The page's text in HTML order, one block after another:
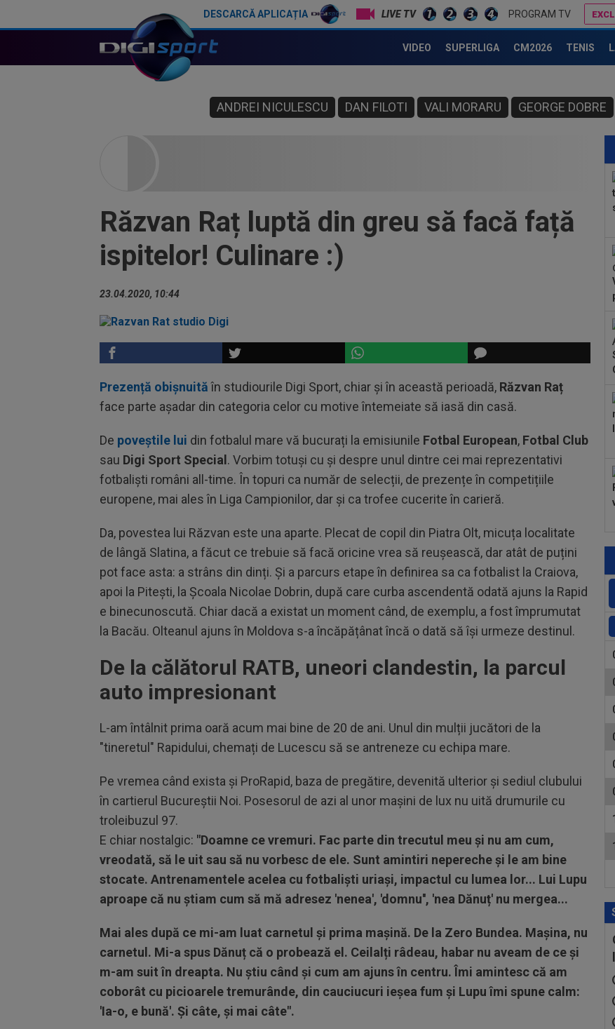
DESCARCĂ APLICAȚIA LIVE TV PROGRAM TV
VIDEO SUPERLIGA CM2026 TENIS
ANDREI NICULESCU DAN FILOTI VALI MORARU GEORGE DOBRE
Răzvan Raț luptă din greu să facă față
ispitelor! Culinare :)
23.04.2020, 10:44
Prezență obișnuităîn studiourile Digi Sport, chiar și în această perioadă, Răzvan Raț
face parte așadar din categoria celor cu motive întemeiate să iasă din casă.
De poveștile lui din fotbalul mare vă bucurați la emisiunile Fotbal European, Fotbal Club
sau Digi Sport Special . Vorbim totuși cu și despre unul dintre cei mai reprezentativi
fotbaliști români all-time. În topuri ca număr de selecții, de prezențe în competițiile
europene, mai ales în Liga Campionilor, dar și ca trofee cucerite în carieră.
Da, povestea lui Răzvan este una aparte. Plecat de copil din Piatra Olt, micuța localitate
de lângă Slatina, a făcut ce trebuie să facă oricine vrea să reușească, dar atât de puțini
pot face asta: a strâns din dinți. Și a parcurs etape în definirea sa ca fotbalist la Craiova,
apoi la Pitești, la Școala Nicolae Dobrin, după care curba ascendentă odată ajuns la Rapid
e binecunoscută. Chiar dacă a existat un moment când, de exemplu, a fost împrumutat
la Bacău. Olteanul ajuns în Moldova s-a încăpățânat încă o dată să își urmeze destinul.
De la călătorul RATB, uneori clandestin, la parcul
auto impresionant
L-am întâlnit prima oară acum mai bine de 20 de ani. Unul din mulții jucători de la
"tineretul" Rapidului, chemați de Lucescu să se antreneze cu echipa mare.
Pe vremea când exista și ProRapid, baza de pregătire, devenită ulterior și sediul clubului
în cartierul Bucureștii Noi. Posesorul de azi al unor mașini de lux nu uită drumurile cu
troleibuzul 97.
E chiar nostalgic: "Doamne ce vremuri. Fac parte din trecutul meu și nu am cum,
vreodată, să le uit sau să nu vorbesc de ele. Sunt amintiri nepereche și le am bine
stocate. Antrenamentele acelea cu fotbaliști uriași, impactul cu lumea lor... Lui Lupu
aproape că nu știam cum să mă adresez 'nenea', 'domnu'', 'nea Dănuț' nu mergea...
Mai ales după ce mi-am luat carnetul și prima mașină. De la Zero Bundea. Mașina, nu
carnetul. Mi-a spus Dănuț că o probează el. Ceilalți râdeau, habar nu aveam de ce și
m-am suit în dreapta. Nu știu când și cum am ajuns în centru. Îmi amintesc că am
coborât cu picioarele tremurânde, din cauciucuri ieșea fum și Lupu îmi spune calm:
'Ia-o, e bună'. Și câte, și mai câte".